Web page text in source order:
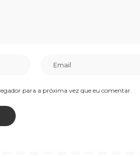
para a próxima vez que eu comentar.